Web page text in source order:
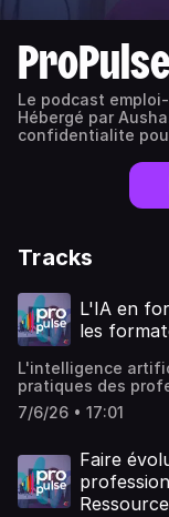
Le podcast
Hébergé par
confidentialite
Tracks
L'IA en
les
L'intelligence
pratiques des
discours mettent
productivité, la
pédagogique chez
l'amène à porter
artificielle. Pour
transforment les
7/6/26 • 17:01
Faire